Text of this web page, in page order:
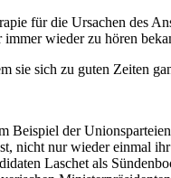
für die Ursachen des
wieder zu hören
sie sich zu guten Zeiten
der
nur wieder einmal
Laschet als